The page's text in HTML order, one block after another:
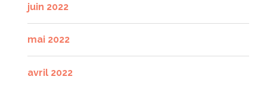
juin 2022
mai 2022
avril 2022